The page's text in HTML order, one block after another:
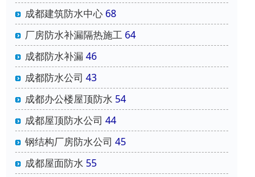
成都建筑防水中心 68
厂房防水补漏隔热施工 64
成都防水补漏46
成都防水公司 43
成都办公楼屋顶防水 54
成都屋顶防水公司 44
钢结构厂房防水公司 45
成都屋面防水 55